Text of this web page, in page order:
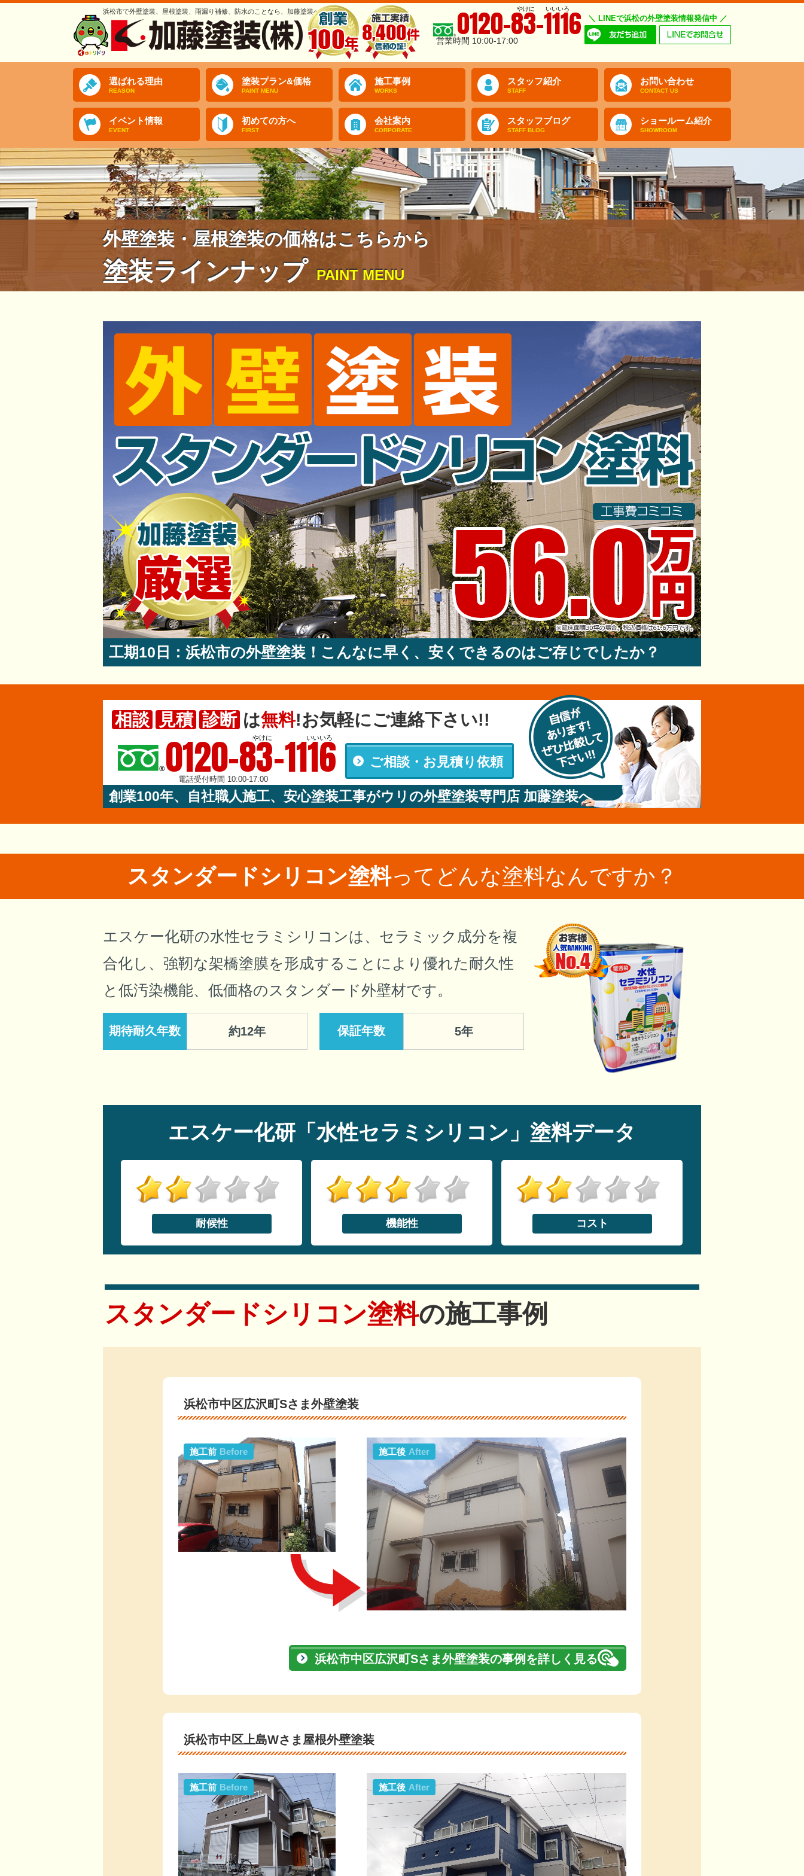
浜松市で外壁塗装、屋根塗装、雨漏り補修、防水のことなら、加藤塗装へ やけに いいいろ
0120-83-1116
営業時間 10:00-17:00
＼ LINEで浜松の外壁塗装情報発信中 ／
選ばれる理由
REASON
塗装プラン&価格
PAINT MENU
施工事例
WORKS
スタッフ紹介
STAFF
お問い合わせ
CONTACT US
イベント情報
EVENT
初めての方へ
FIRST
会社案内
CORPORATE
スタッフブログ
STAFF BLOG
ショールーム紹介
SHOWROOM
外壁塗装・屋根塗装の価格はこちらから
塗装ラインナップ PAINT MENU
工期10日：浜松市の外壁塗装！こんなに早く、安くできるのはご存じでしたか？
相談 見積 診断 は無料!お気軽にご連絡下さい!!
やけに いいいろ
0120-83-1116
電話受付時間 10:00-17:00
ご相談・お見積り依頼
創業100年、自社職人施工、安心塗装工事がウリの外壁塗装専門店 加藤塗装へ
スタンダードシリコン塗料って どんな塗料なんですか？
エスケー化研の水性セラミシリコンは、セラミック成分を複
合化し、強靭な架橋塗膜を形成することにより優れた耐久性
と低汚染機能、低価格のスタンダード外壁材です。
期待耐久年数 約12年 保証年数 5年
エスケー化研「水性セラミシリコン」塗料データ
耐候性 機能性 コスト
スタンダードシリコン塗料の施工事例
浜松市中区広沢町Sさま外壁塗装
施工後 After
施工前 Before
浜松市中区広沢町Sさま外壁塗装の事例を詳しく見る
浜松市中区上島Wさま屋根外壁塗装
施工後 After
施工前 Before